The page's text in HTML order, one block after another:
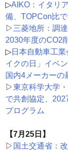
▷AIKO：イタリ
備、TOPCon比
▷ 三菱地所：調
2030年度のCO2
▷日本自動車工
イクの日」イベ
国内4メーカーの
▷東京科学大学
で共創協定、
プログラム
【7月25日】
▷ 国土交通省：